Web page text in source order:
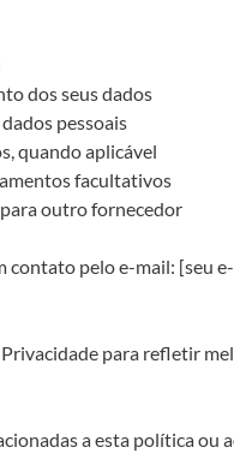
dos seus dados
pessoais
quando aplicável
facultativos
outro fornecedor
contato pelo e-mail: [seu
para refletir
a esta política ou